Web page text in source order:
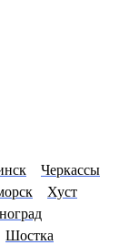
Черкассы
Хуст
Шостка